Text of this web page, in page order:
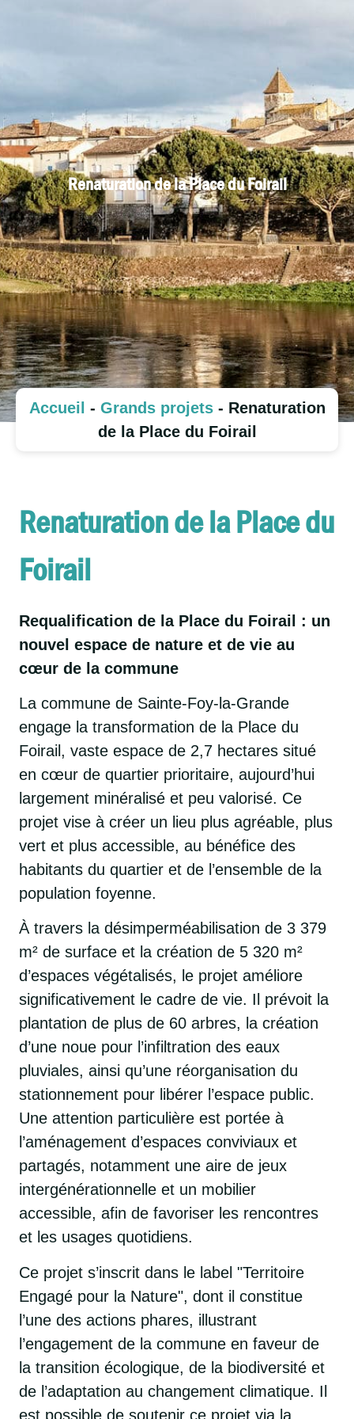
Renaturation de la Place du Foirail
Accueil - Grands projets- Renaturation
de la Place du Foirail
Renaturation de la Place du
Foirail
Requalification de la Place du Foirail : un
nouvel espace de nature et de vie au
cœur de la commune
La commune de Sainte-Foy-la-Grande
engage la transformation de la Place du
Foirail, vaste espace de 2,7 hectares situé
en cœur de quartier prioritaire, aujourd’hui
largement minéralisé et peu valorisé. Ce
projet vise à créer un lieu plus agréable, plus
vert et plus accessible, au bénéfice des
habitants du quartier et de l’ensemble de la
population foyenne.
À travers la désimperméabilisation de 3 379
m² de surface et la création de 5 320 m²
d’espaces végétalisés, le projet améliore
significativement le cadre de vie. Il prévoit la
plantation de plus de 60 arbres, la création
d’une noue pour l’infiltration des eaux
pluviales, ainsi qu’une réorganisation du
stationnement pour libérer l’espace public.
Une attention particulière est portée à
l’aménagement d’espaces conviviaux et
partagés, notamment une aire de jeux
intergénérationnelle et un mobilier
accessible, afin de favoriser les rencontres
et les usages quotidiens.
Ce projet s’inscrit dans le label "Territoire
Engagé pour la Nature", dont il constitue
l’une des actions phares, illustrant
l’engagement de la commune en faveur de
la transition écologique, de la biodiversité et
de l’adaptation au changement climatique. Il
est possible de soutenir ce projet via la